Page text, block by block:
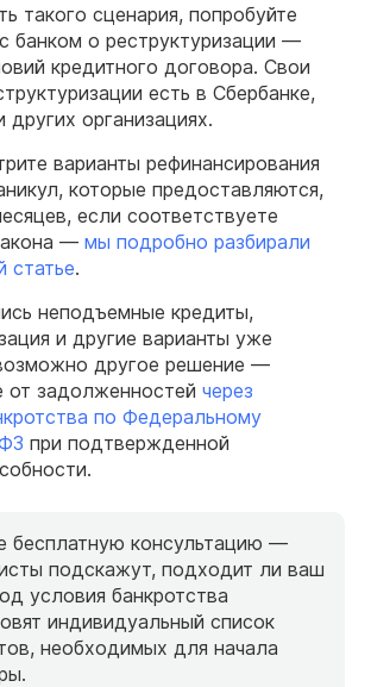
такого сценария, попробуйте
банком о реструктуризации —
кредитного договора. Свои
есть в Сбербанке,
других организациях.
варианты рефинансирования
которые предоставляются,
если соответствуете
— мы подробно разбирали
статье.
неподъемные кредиты,
и другие варианты уже
другое решение —
задолженностей через
по Федеральному
при подтвержденной
бесплатную консультацию —
подскажут, подходит ли ваш
условия банкротства
индивидуальный список
необходимых для начала